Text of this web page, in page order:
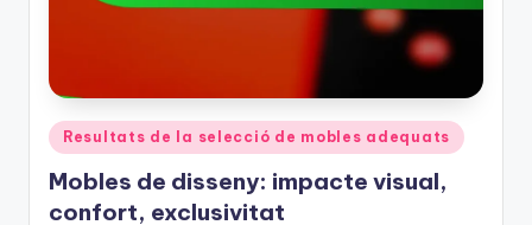
Posted
in
Resultats de la selecció de mobles adequats
Mobles de disseny: impacte visual,
confort, exclusivitat